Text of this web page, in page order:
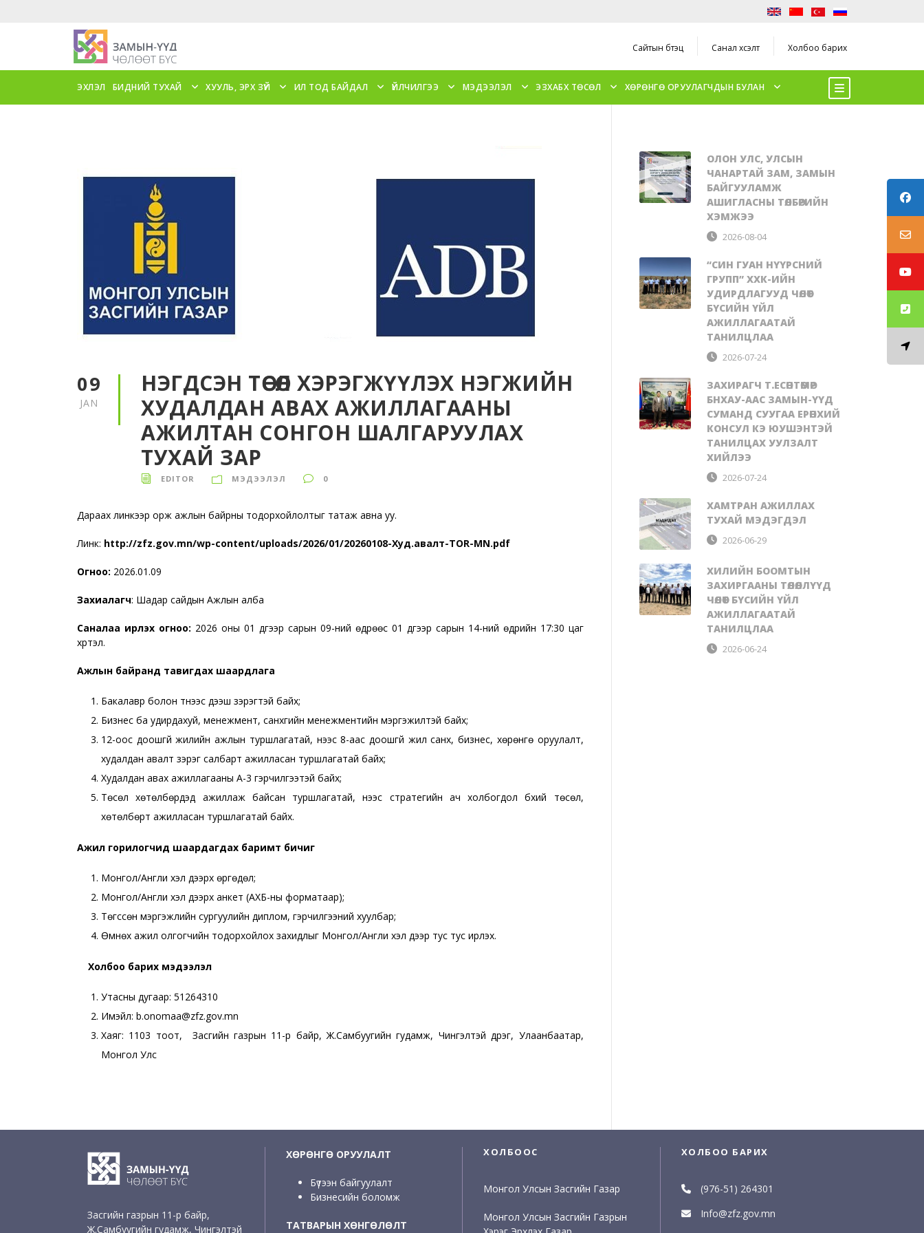
Сайтын бүтэц Санал хүсэлт Холбоо барих
ЭХЛЭЛ БИДНИЙ ТУХАЙ ХУУЛЬ, ЭРХ ЗҮЙ ИЛ ТОД БАЙДАЛ ҮЙЛЧИЛГЭЭ МЭДЭЭЛЭЛ ЭЗХАБХ ТӨСӨЛ ХӨРӨНГӨ ОРУУЛАГЧДЫН БУЛАН
09
JAN
НЭГДСЭН ТӨСӨЛ ХЭРЭГЖҮҮЛЭХ НЭГЖИЙН
ХУДАЛДАН АВАХ АЖИЛЛАГААНЫ
АЖИЛТАН СОНГОН ШАЛГАРУУЛАХ
ТУХАЙ ЗАР
EDITOR МЭДЭЭЛЭЛ 0
Дараах линкээр орж ажлын байрны тодорхойлолтыг татаж авна уу.
Линк: http://zfz.gov.mn/wp-content/uploads/2026/01/20260108-Худ.авалт-TOR-MN.pdf
Огноо: 2026.01.09
Захиалагч: Шадар сайдын Ажлын алба
Саналаа ирүүлэх огноо: 2026 оны 01 дүгээр сарын 09-ний өдрөөс 01 дүгээр сарын 14-ний өдрийн 17:30 цаг
хүртэл.
Ажлын байранд тавигдах шаардлага
Бакалавр болон түүнээс дээш зэрэгтэй байх;
Бизнес ба удирдахуй, менежмент, санхүүгийн менежментийн мэргэжилтэй байх;
12-оос доошгүй жилийн ажлын туршлагатай, үүнээс 8-аас доошгүй жил санхүү, бизнес, хөрөнгө оруулалт,
худалдан авалт зэрэг салбарт ажилласан туршлагатай байх;
Худалдан авах ажиллагааны А-3 гэрчилгээтэй байх;
Төсөл хөтөлбөрүүдэд ажиллаж байсан туршлагатай, үүнээс стратегийн ач холбогдол бүхий төсөл,
хөтөлбөрт ажилласан туршлагатай байх.
Ажил горилогчид шаардагдах баримт бичиг
Монгол/Англи хэл дээрх өргөдөл;
Монгол/Англи хэл дээрх анкет (АХБ-ны форматаар);
Төгссөн мэргэжлийн сургуулийн диплом, гэрчилгээний хуулбар;
Өмнөх ажил олгогчийн тодорхойлох захидлыг Монгол/Англи хэл дээр тус тус ирүүлэх.
Холбоо барих мэдээлэл
Утасны дугаар: 51264310
Имэйл: b.onomaa@zfz.gov.mn
Хаяг: 1103 тоот, Засгийн газрын 11-р байр, Ж.Самбуугийн гудамж, Чингэлтэй дүүрэг, Улаанбаатар,
Монгол Улс
ОЛОН УЛС, УЛСЫН
ЧАНАРТАЙ ЗАМ, ЗАМЫН
БАЙГУУЛАМЖ
АШИГЛАСНЫ ТӨЛБӨРИЙН
ХЭМЖЭЭ
2026-08-04
“СИН ГУАН НҮҮРСНИЙ
ГРУПП” ХХК-ИЙН
УДИРДЛАГУУД ЧӨЛӨӨТ
БҮСИЙН ҮЙЛ
АЖИЛЛАГААТАЙ
ТАНИЛЦЛАА
2026-07-24
ЗАХИРАГЧ Т.ЕСӨНТӨМӨР
БНХАУ-ААС ЗАМЫН-ҮҮД
СУМАНД СУУГАА ЕРӨНХИЙ
КОНСУЛ КЭ ЮУШЭНТЭЙ
ТАНИЛЦАХ УУЛЗАЛТ
ХИЙЛЭЭ
2026-07-24
ХАМТРАН АЖИЛЛАХ
ТУХАЙ МЭДЭГДЭЛ
2026-06-29
ХИЛИЙН БООМТЫН
ЗАХИРГААНЫ ТӨЛӨӨЛЛҮҮД
ЧӨЛӨӨТ БҮСИЙН ҮЙЛ
АЖИЛЛАГААТАЙ
ТАНИЛЦЛАА
2026-06-24
Засгийн газрын 11-р байр,
Ж.Самбуугийн гудамж, Чингэлтэй
ХӨРӨНГӨ ОРУУЛАЛТ
Бүтээн байгуулалт
Бизнесийн боломж
ТАТВАРЫН ХӨНГӨЛӨЛТ
ХОЛБООС
Монгол Улсын Засгийн Газар
Монгол Улсын Засгийн Газрын
ХОЛБОО БАРИХ
(976-51) 264301
Info@zfz.gov.mn